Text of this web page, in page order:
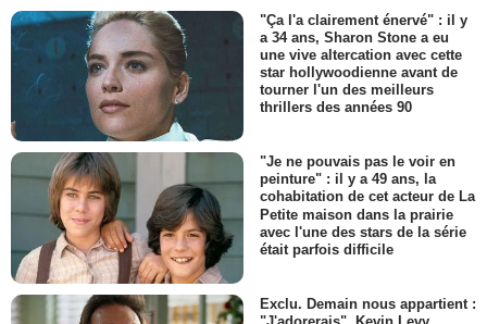
"Ça l'a clairement énervé" : il y
a 34 ans, Sharon Stone a eu
une vive altercation avec cette
star hollywoodienne avant de
tourner l'un des meilleurs
thrillers des années 90
"Je ne pouvais pas le voir en
peinture" : il y a 49 ans, la
cohabitation de cet acteur de La
Petite maison dans la prairie
avec l'une des stars de la série
était parfois difficile
Exclu. Demain nous appartient :